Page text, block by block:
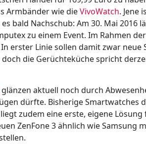
Armbänder wie dieVivoWatch. Jene
bald Nachschub: Am 30. Mai 2016
zu einem Event. Im Rahmen
erster Linie sollen damit zwar neue
doch die Gerüchteküche spricht
glänzen aktuell noch durch
dürfte. Bisherige Smartwatches
zudem eine erste, eigene
ZenFone 3 ähnlich wie Samsung